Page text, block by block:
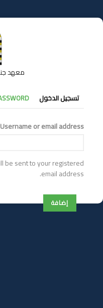
إلى
المحتوى
معهد
التبويبات
الأساسية
تسجيل الدخول
Username or email address
be sent to your registered
email address.